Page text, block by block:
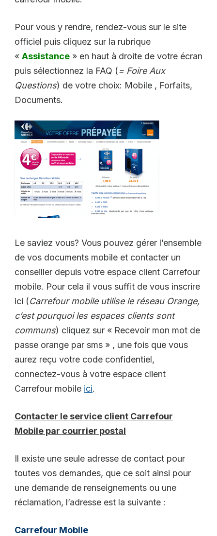
Pour vous y rendre, rendez-vous sur le site
officiel puis cliquez sur la rubrique
« Assistance » en haut à droite de votre écran
puis sélectionnez la FAQ (= Foire Aux
Questions) de votre choix: Mobile , Forfaits,
Documents.
Le saviez vous? Vous pouvez gérer l’ensemble
de vos documents mobile et contacter un
conseiller depuis votre espace client Carrefour
mobile. Pour cela il vous suffit de vous inscrire
ici (Carrefour mobile utilise le réseau Orange,
c’est pourquoi les espaces clients sont
communs) cliquez sur « Recevoir mon mot de
passe orange par sms » , une fois que vous
aurez reçu votre code confidentiel,
connectez-vous à votre espace client
Carrefour mobile ici.
Contacter le service client Carrefour
Mobile par courrier postal
Il existe une seule adresse de contact pour
toutes vos demandes, que ce soit ainsi pour
une demande de renseignements ou une
réclamation, l’adresse est la suivante :
Carrefour Mobile